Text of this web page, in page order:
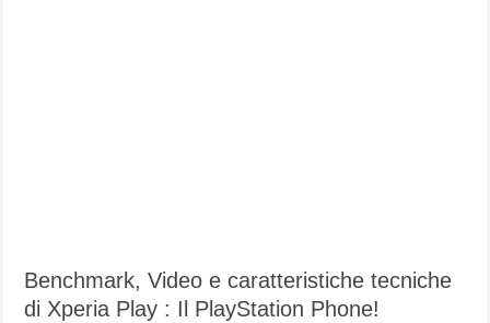
Benchmark, Video e caratteristiche tecniche
di Xperia Play : Il PlayStation Phone!